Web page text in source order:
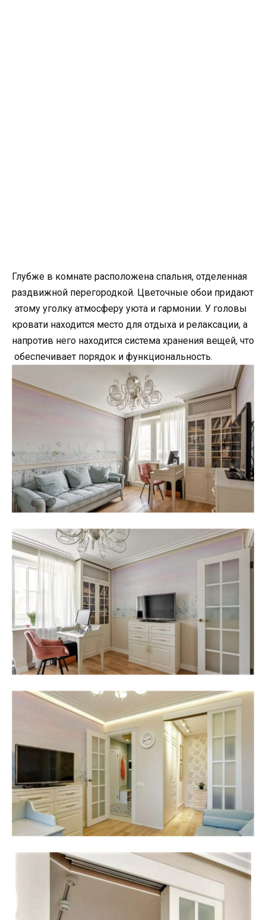
Глубже в комнате расположена спальня, отделенная
раздвижной перегородкой. Цветочные обои придают
этому уголку атмосферу уюта и гармонии. У головы
кровати находится место для отдыха и релаксации, а
напротив него находится система хранения вещей, что
обеспечивает порядок и функциональность.